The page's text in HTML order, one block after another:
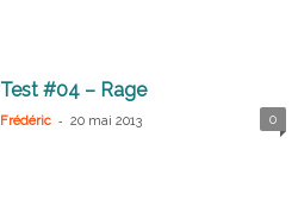
Test #04 – Rage
Frédéric - 20 mai 2013 0